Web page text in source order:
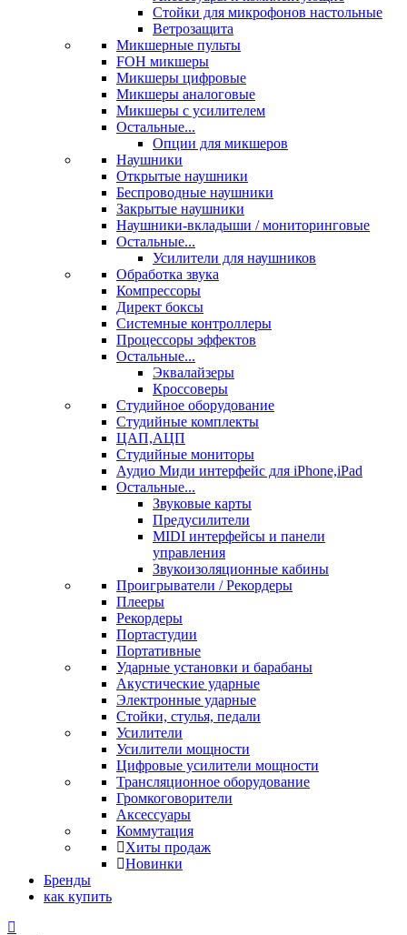
Стойки для микрофонов настольные
Ветрозащита
Микшерные пульты
FOH микшеры
Микшеры цифровые
Микшеры аналоговые
Микшеры с усилителем
Остальные...
Опции для микшеров
Наушники
Открытые наушники
Беспроводные наушники
Закрытые наушники
Наушники-вкладыши / мониторинговые
Остальные...
Усилители для наушников
Обработка звука
Компрессоры
Директ боксы
Системные контроллеры
Процессоры эффектов
Остальные...
Эквалайзеры
Кроссоверы
Студийное оборудование
Студийные комплекты
ЦАП,АЦП
Студийные мониторы
Аудио Миди интерфейс для iPhone,iPad
Остальные...
Звуковые карты
Предусилители
MIDI интерфейсы и панели
управления
Звукоизоляционные кабины
Проигрыватели / Рекордеры
Плееры
Рекордеры
Портастудии
Портативные
Ударные установки и барабаны
Акустические ударные
Электронные ударные
Стойки, стулья, педали
Усилители
Усилители мощности
Цифровые усилители мощности
Трансляционное оборудование
Громкоговорители
Аксессуары
Коммутация
Хиты продаж
Новинки
Бренды
как купить